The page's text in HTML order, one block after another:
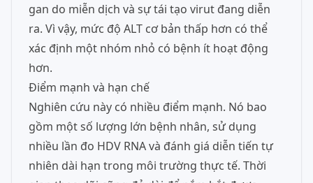
gan do miễn dịch và sự tái tạo virut đang diễn
ra. Vì vậy, mức độ ALT cơ bản thấp hơn có thể
xác định một nhóm nhỏ có bệnh ít hoạt động
hơn.
Điểm mạnh và hạn chế
Nghiên cứu này có nhiều điểm mạnh. Nó bao
gồm một số lượng lớn bệnh nhân, sử dụng
nhiều lần đo HDV RNA và đánh giá diễn tiến tự
nhiên dài hạn trong môi trường thực tế. Thời